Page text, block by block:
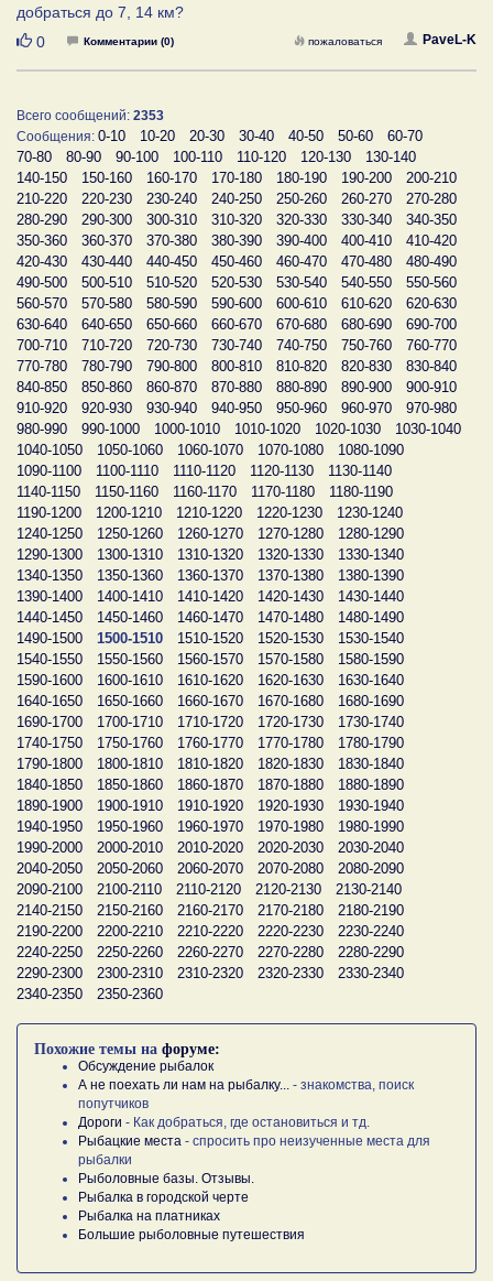
добраться до 7, 14 км?
Нравится
0 Комментарии (0) PaveL-K
пожаловаться
Всего сообщений: 2353
Сообщения: 0-10 10-20 20-30 30-40 40-50 50-60
60-70
70-80
80-90 90-100 100-110 110-120 120-130
130-140
140-150
150-160 160-170 170-180 180-190 190-200
200-210
210-220
220-230 230-240 240-250 250-260 260-270
270-280
280-290
290-300 300-310 310-320 320-330 330-340
340-350
350-360
360-370 370-380 380-390 390-400 400-410
410-420
420-430
430-440 440-450 450-460 460-470 470-480
480-490
490-500
500-510 510-520 520-530 530-540 540-550
550-560
560-570
570-580 580-590 590-600 600-610 610-620
620-630
630-640
640-650 650-660 660-670 670-680 680-690
690-700
700-710
710-720 720-730 730-740 740-750 750-760
760-770
770-780
780-790 790-800 800-810 810-820 820-830
830-840
840-850
850-860 860-870 870-880 880-890 890-900
900-910
910-920
920-930 930-940 940-950 950-960 960-970
970-980
980-990
990-1000 1000-1010 1010-1020 1020-1030
1030-1040
1040-1050
1050-1060 1060-1070 1070-1080
1080-1090
1090-1100
1100-1110 1110-1120 1120-1130
1130-1140
1140-1150
1150-1160 1160-1170 1170-1180
1180-1190
1190-1200
1200-1210 1210-1220 1220-1230
1230-1240
1240-1250
1250-1260 1260-1270 1270-1280
1280-1290
1290-1300
1300-1310 1310-1320 1320-1330
1330-1340
1340-1350
1350-1360 1360-1370 1370-1380
1380-1390
1390-1400
1400-1410 1410-1420 1420-1430
1430-1440
1440-1450
1450-1460 1460-1470 1470-1480
1480-1490
1490-1500
1500-1510 1510-1520 1520-1530
1530-1540
1540-1550
1550-1560 1560-1570 1570-1580
1580-1590
1590-1600
1600-1610 1610-1620 1620-1630
1630-1640
1640-1650
1650-1660 1660-1670 1670-1680
1680-1690
1690-1700
1700-1710 1710-1720 1720-1730
1730-1740
1740-1750
1750-1760 1760-1770 1770-1780
1780-1790
1790-1800
1800-1810 1810-1820 1820-1830
1830-1840
1840-1850
1850-1860 1860-1870 1870-1880
1880-1890
1890-1900
1900-1910 1910-1920 1920-1930
1930-1940
1940-1950
1950-1960 1960-1970 1970-1980
1980-1990
1990-2000
2000-2010 2010-2020 2020-2030
2030-2040
2040-2050
2050-2060 2060-2070 2070-2080
2080-2090
2090-2100
2100-2110 2110-2120 2120-2130
2130-2140
2140-2150
2150-2160 2160-2170 2170-2180
2180-2190
2190-2200
2200-2210 2210-2220 2220-2230
2230-2240
2240-2250
2250-2260 2260-2270 2270-2280
2280-2290
2290-2300
2300-2310 2310-2320 2320-2330
2330-2340
2340-2350
2350-2360
Похожие темы на форуме:
Обсуждение рыбалок
А не поехать ли нам на рыбалку...
- знакомства, поиск
попутчиков
Дороги - Как добраться, где остановиться и тд.
Рыбацкие места - спросить про неизученные места для
рыбалки
Рыболовные базы. Отзывы.
Рыбалка в городской черте
Рыбалка на платниках
Большие рыболовные путешествия